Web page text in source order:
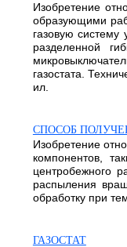
Изобретение
образующими
газовую систему
разделенной
газостата.
ил.
СПОСОБ
Изобретение
компонентов,
центробежного
распыления
обработку при
ГАЗОСТАТ